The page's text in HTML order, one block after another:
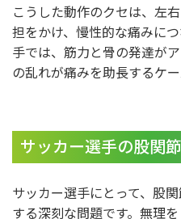
こうした動作のクセは、左
担をかけ、慢性的な痛みに
手では、筋力と骨の発達が
の乱れが痛みを助長するケー
サッカー選手の股関
サッカー選手にとって、股
する深刻な問題です。無理